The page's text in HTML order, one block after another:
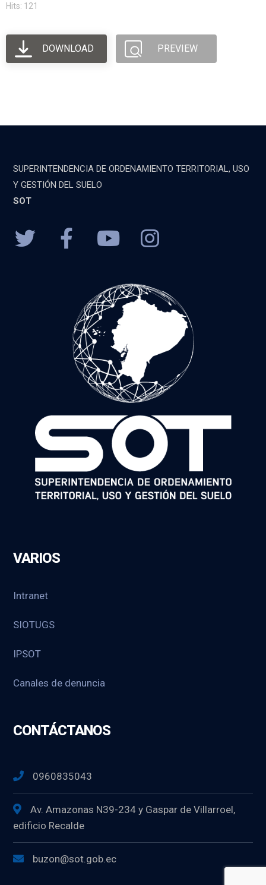
Hits: 121
DOWNLOAD PREVIEW
SUPERINTENDENCIA DE ORDENAMIENTO TERRITORIAL, USO
Y GESTIÓN DEL SUELO
SOT
VARIOS
Intranet
SIOTUGS
IPSOT
Canales de denuncia
CONTÁCTANOS
0960835043
Av. Amazonas N39-234 y Gaspar de Villarroel,
edificio Recalde
buzon@sot.gob.ec